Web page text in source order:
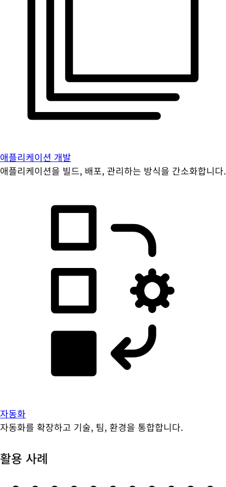
애플리케이션 개발
애플리케이션을 빌드, 배포, 관리하는 방식을 간소화합니다.
자동화
자동화를 확장하고 기술, 팀, 환경을 통합합니다.
활용 사례